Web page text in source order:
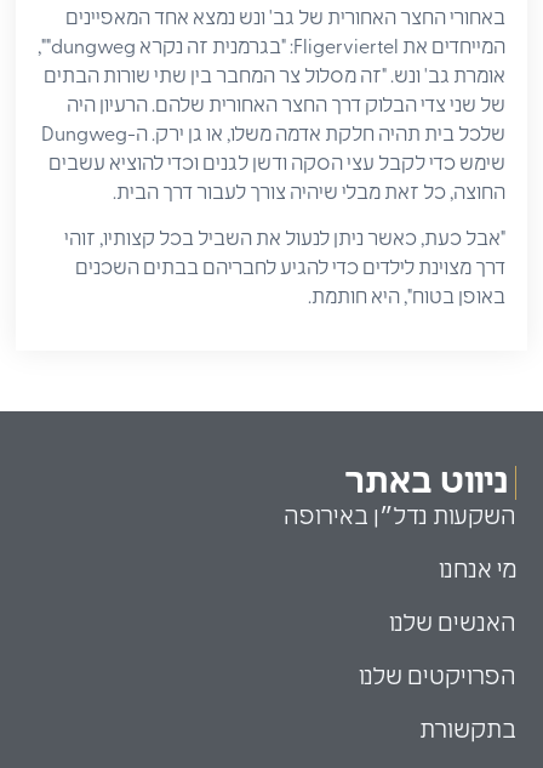
באחורי החצר האחורית של גב' ונש נמצא אחד המאפיינים
המייחדים את Fligerviertel: "בגרמנית זה נקרא dungweg"",
אומרת גב' ונש. "זה מסלול צר המחבר בין שתי שורות הבתים
של שני צדי הבלוק דרך החצר האחורית שלהם. הרעיון היה
שלכל בית תהיה חלקת אדמה משלו, או גן ירק. ה-Dungweg
שימש כדי לקבל עצי הסקה ודשן לגנים וכדי להוציא עשבים
החוצה, כל זאת מבלי שיהיה צורך לעבור דרך הבית.
"אבל כעת, כאשר ניתן לנעול את השביל בכל קצותיו, זוהי
דרך מצוינת לילדים כדי להגיע לחבריהם בבתים השכנים
באופן בטוח", היא חותמת.
ניווט באתר
השקעות נדל״ן באירופה
מי אנחנו
האנשים שלנו
הפרויקטים שלנו
בתקשורת